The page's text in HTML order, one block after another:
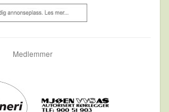
Medlemmer